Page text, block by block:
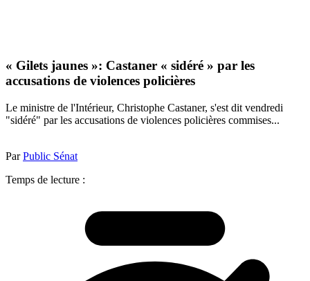
« Gilets jaunes »: Castaner « sidéré » par les
accusations de violences policières
Le ministre de l'Intérieur, Christophe Castaner, s'est dit vendredi
"sidéré" par les accusations de violences policières commises...
ParPublic Sénat
Temps de lecture :